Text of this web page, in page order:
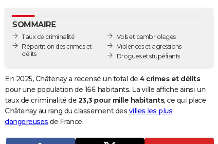
GUIDES D'ACHAT
BONS PLANS
Carte de Noël
Carte Bonne année
Carte Saint-Valentin
Carte Pâques
Carte d'anniversaire
DICTIONNAIRE
Dictionnaire
Biographies
Citations
Expressions
Proverbes
PROGRAMME TV
SOMMAIRE
Taux de criminalité
Répartition des crimes et
délits
Vols et cambriolages
Violences et agressions
Drogues et stupéfiants
En 2025, Châtenay a recensé un total de 4 crimes et délits
pour une population de 166 habitants. La ville affiche ainsi un
taux de criminalité de 23,3 pour mille habitants, ce qui place
Châtenay au rang du classement des villes les plus
dangereuses de France.